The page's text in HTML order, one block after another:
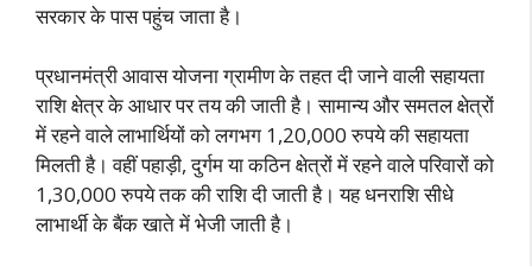
सरकार के पास पहुंच जाता है।
प्रधानमंत्री आवास योजना ग्रामीण के तहत दी जाने वाली सहायता
राशि क्षेत्र के आधार पर तय की जाती है। सामान्य और समतल क्षेत्रों
में रहने वाले लाभार्थियों को लगभग 1,20,000 रुपये की सहायता
मिलती है। वहीं पहाड़ी, दुर्गम या कठिन क्षेत्रों में रहने वाले परिवारों को
1,30,000 रुपये तक की राशि दी जाती है। यह धनराशि सीधे
लाभार्थी के बैंक खाते में भेजी जाती है।